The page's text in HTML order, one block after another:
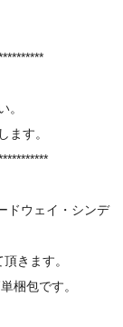
。
ます。
ドウェイ・シンデ
きます。
梱包です。